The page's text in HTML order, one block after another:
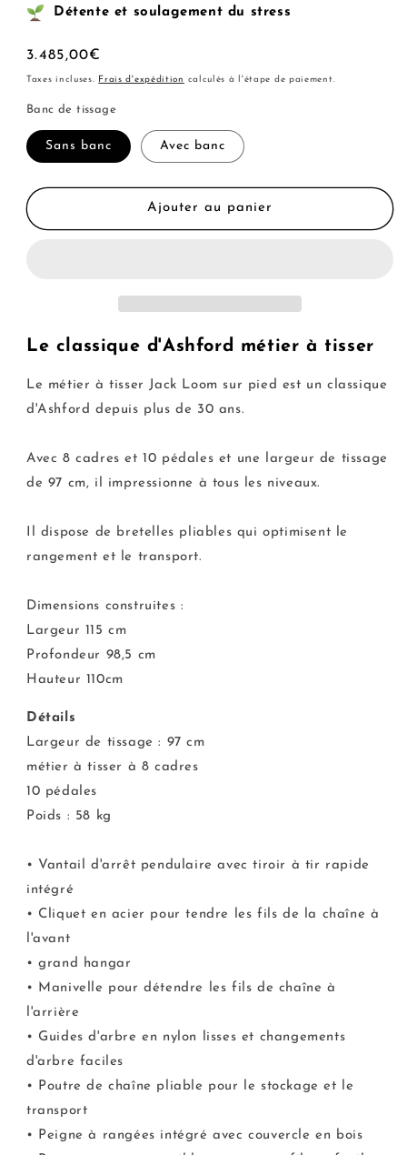
Détente et soulagement du stress
Prix
habituel
3.485,00€
Taxes incluses. Frais d'expédition calculés à l'étape de paiement.
Banc de tissage
Sans banc Avec banc
Ajouter au panier
Le classique d'Ashford métier à tisser
Le métier à tisser Jack Loom sur pied est un classique
d'Ashford depuis plus de 30 ans.
Avec 8 cadres et 10 pédales et une largeur de tissage
de 97 cm, il impressionne à tous les niveaux.
Il dispose de bretelles pliables qui optimisent le
rangement et le transport.
Dimensions construites :
Largeur 115 cm
Profondeur 98,5 cm
Hauteur 110cm
Détails
Largeur de tissage : 97 cm
métier à tisser à 8 cadres
10 pédales
Poids : 58 kg
• Vantail d'arrêt pendulaire avec tiroir à tir rapide
intégré
• Cliquet en acier pour tendre les fils de la chaîne à
l'avant
• grand hangar
• Manivelle pour détendre les fils de chaîne à
l'arrière
• Guides d'arbre en nylon lisses et changements
d'arbre faciles
• Poutre de chaîne pliable pour le stockage et le
transport
• Peigne à rangées intégré avec couvercle en bois